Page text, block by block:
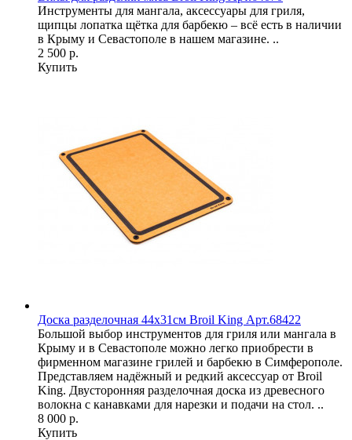
Инструменты для мангала, аксессуары для гриля,
щипцы лопатка щётка для барбекю – всё есть в наличии
в Крыму и Севастополе в нашем магазине. ..
2 500 р.
Купить
Доска разделочная 44х31см Broil King Арт.68422
Большой выбор инструментов для гриля или мангала в
Крыму и в Севастополе можно легко приобрести в
фирменном магазине грилей и барбекю в Симферополе.
Представляем надёжный и редкий аксессуар от Broil
King. Двусторонняя разделочная доска из древесного
волокна с канавками для нарезки и подачи на стол. ..
8 000 р.
Купить